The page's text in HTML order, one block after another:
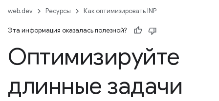
web.dev Ресурсы Как оптимизировать INP
Эта информация оказалась полезной?
Оптимизируйте
длинные задачи